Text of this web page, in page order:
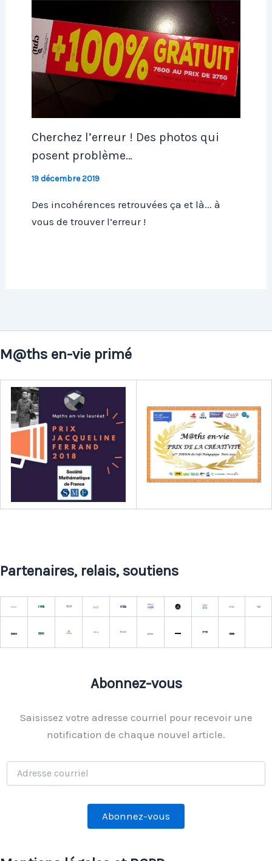
Cherchez l’erreur ! Des photos qui
posent problème…
19 décembre 2019
Des incohérences retrouvées ça et là... à
vous de trouver l’erreur !
M@ths en-vie primé
Partenaires, relais, soutiens
Abonnez-vous
Saisissez votre adresse courriel pour recevoir une
notification de chaque nouvel article.
Adresse
courriel
Abonnez-vous